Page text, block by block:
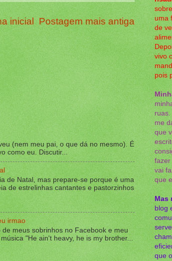
Postagem mais antiga
inicial
(nem meu pai, o que dá no mesmo). É
como eu. Discutir...
de Natal, mas prepare-se porque é uma
de estrelinhas cantantes e pastorzinhos
irmao
meus sobrinhos no Facebook e meu
"He ain't heavy, he is my brother...
uma
de
vivo
pois
ruas.
me
que
fazer
vai
que
Mas
blog
que